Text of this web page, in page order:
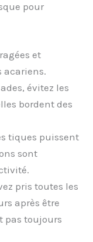
pour
et
acariens.
évitez les
bordent des
tiques puissent
sont
pris toutes les
après être
pas toujours